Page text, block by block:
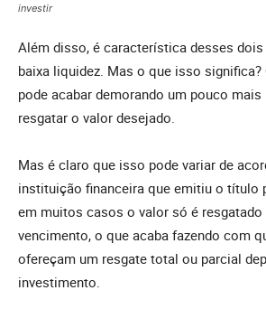
investir
Além disso, é característica desses
baixa liquidez. Mas o que isso significa?
pode acabar demorando um pouco
resgatar o valor desejado.
Mas é claro que isso pode variar de
instituição financeira que emitiu o título
em muitos casos o valor só é resgatado
vencimento, o que acaba fazendo com
ofereçam um resgate total ou parcial
investimento.